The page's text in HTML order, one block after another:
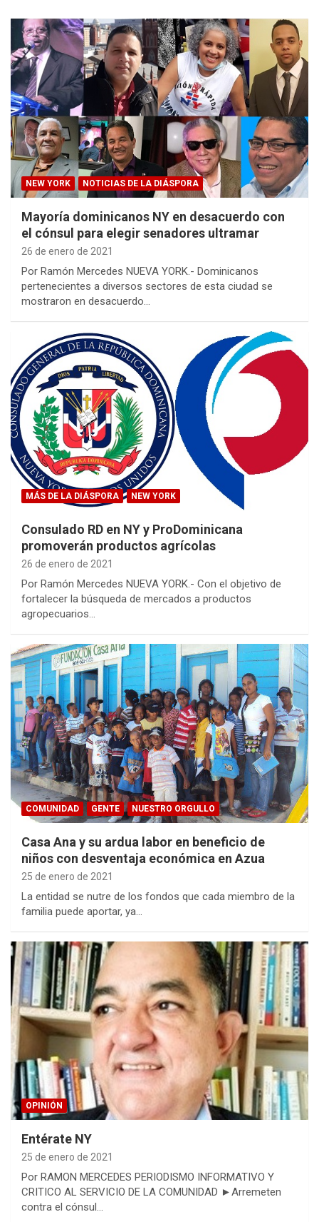
NEW YORK NOTICIAS DE LA DIÁSPORA
Mayoría dominicanos NY en desacuerdo con
el cónsul para elegir senadores ultramar
26 de enero de 2021
Por Ramón Mercedes NUEVA YORK.- Dominicanos
pertenecientes a diversos sectores de esta ciudad se
mostraron en desacuerdo…
MÁS DE LA DIÁSPORA NEW YORK
Consulado RD en NY y ProDominicana
promoverán productos agrícolas
26 de enero de 2021
Por Ramón Mercedes NUEVA YORK.- Con el objetivo de
fortalecer la búsqueda de mercados a productos
agropecuarios…
COMUNIDAD GENTE NUESTRO ORGULLO
Casa Ana y su ardua labor en beneficio de
niños con desventaja económica en Azua
25 de enero de 2021
La entidad se nutre de los fondos que cada miembro de la
familia puede aportar, ya…
OPINIÓN
Entérate NY
25 de enero de 2021
Por RAMON MERCEDES PERIODISMO INFORMATIVO Y
CRITICO AL SERVICIO DE LA COMUNIDAD ►Arremeten
contra el cónsul…